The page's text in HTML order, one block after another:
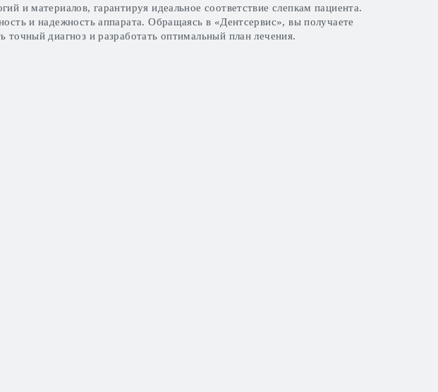
и материалов, гарантируя идеальное соответствие слепкам пациента.
и надежность аппарата. Обращаясь в «Дентсервис», вы получаете
диагноз и разработать оптимальный план лечения.